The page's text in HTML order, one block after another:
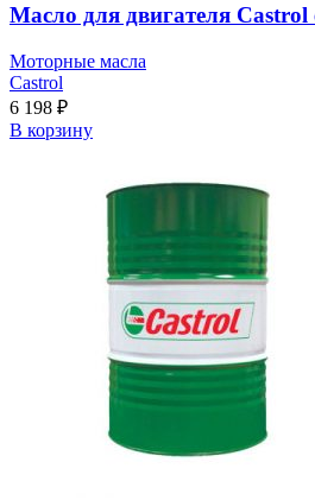
Масло для двигателя Castrol
Моторные масла
Castrol
6 198 ₽
В корзину